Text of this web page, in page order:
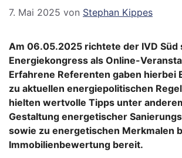
7. Mai 2025 von Stephan Kippes
Am 06.05.2025 richtete der IVD Süd
Energiekongress als Online-
Erfahrene Referenten gaben hierbei
zu aktuellen energiepolitischen
hielten wertvolle Tipps unter
Gestaltung energetischer
sowie zu energetischen Merkmalen
Immobilienbewertung bereit.